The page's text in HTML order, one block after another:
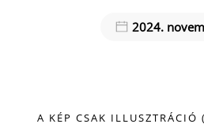
2024.
A KÉP CSAK ILLUSZTRÁCIÓ